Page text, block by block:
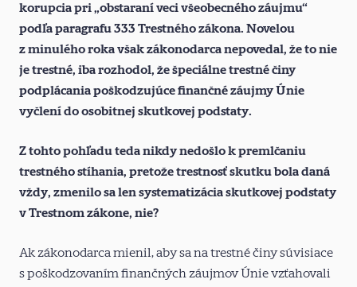
korupcia pri „obstaraní veci všeobecného záujmu“
podľa paragrafu 333 Trestného zákona. Novelou
z minulého roka však zákonodarca nepovedal, že to nie
je trestné, iba rozhodol, že špeciálne trestné činy
podplácania poškodzujúce finančné záujmy Únie
vyčlení do osobitnej skutkovej podstaty.
Z tohto pohľadu teda nikdy nedošlo k premlčaniu
trestného stíhania, pretože trestnosť skutku bola daná
vždy, zmenilo sa len systematizácia skutkovej podstaty
v Trestnom zákone, nie?
Ak zákonodarca mienil, aby sa na trestné činy súvisiace
s poškodzovaním finančných záujmov Únie vzťahovali